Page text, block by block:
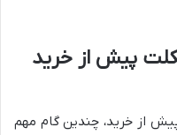
پیش از خرید
از خرید، چندین گام مهم